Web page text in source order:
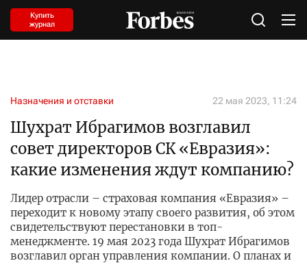
Купить
журнал
Назначения и отставки 22 мая 2023, 11:24
Шухрат Ибрагимов возглавил
cовет директоров СК «Евразия»:
какие изменения ждут компанию?
Лидер отрасли – страховая компания «Евразия» –
переходит к новому этапу своего развития, об этом
свидетельствуют перестановки в топ-
менеджменте. 19 мая 2023 года Шухрат Ибрагимов
возглавил орган управления компании. О планах и